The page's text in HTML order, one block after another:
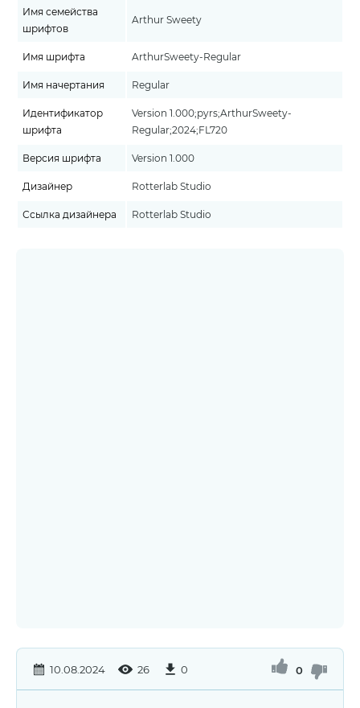
Имя семейства
шрифтов
Arthur Sweety
Имя шрифта ArthurSweety-Regular
Имя начертания Regular
Идентификатор
шрифта
Version 1.000;pyrs;ArthurSweety-
Regular;2024;FL720
Версия шрифта Version 1.000
Дизайнер Rotterlab Studio
Ссылка дизайнера Rotterlab Studio
10.08.2024 26 0 0